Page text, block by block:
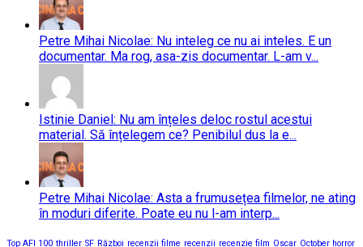
Petre Mihai Nicolae: Nu inteleg ce nu ai inteles. E un
documentar. Ma rog, asa-zis documentar. L-am v...
Istinie Daniel: Nu am înțeles deloc rostul acestui
material. Să înțelegem ce? Penibilul dus la e...
Petre Mihai Nicolae: Asta a frumusețea filmelor, ne ating
în moduri diferite. Poate eu nu l-am interp...
Top AFI 100 thriller SF Război recenzii filme recenzii recenzie film Oscar October horror